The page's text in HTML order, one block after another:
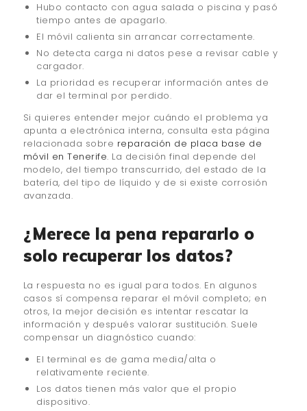
Hubo contacto con agua salada o piscina y pasó
tiempo antes de apagarlo.
El móvil calienta sin arrancar correctamente.
No detecta carga ni datos pese a revisar cable y
cargador.
La prioridad es recuperar información antes de
dar el terminal por perdido.
Si quieres entender mejor cuándo el problema ya
apunta a electrónica interna, consulta esta página
relacionada sobre reparación de placa base de
móvil en Tenerife. La decisión final depende del
modelo, del tiempo transcurrido, del estado de la
batería, del tipo de líquido y de si existe corrosión
avanzada.
¿Merece la pena repararlo o
solo recuperar los datos?
La respuesta no es igual para todos. En algunos
casos sí compensa reparar el móvil completo; en
otros, la mejor decisión es intentar rescatar la
información y después valorar sustitución. Suele
compensar un diagnóstico cuando:
El terminal es de gama media/alta o
relativamente reciente.
Los datos tienen más valor que el propio
dispositivo.